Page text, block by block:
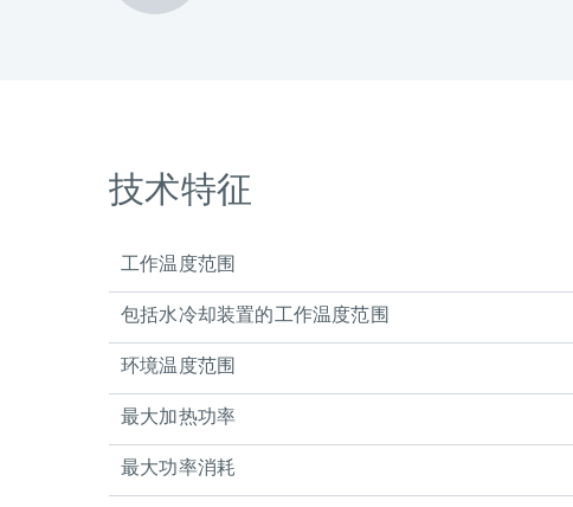
技术特征
工作温度范围
包括水冷却装置的工作温度范围
环境温度范围
最大加热功率
最大功率消耗